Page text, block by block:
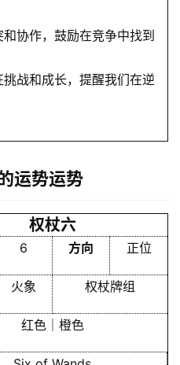
注册
协作，鼓励在竞争中找到
战和成长，提醒我们在逆
运势运势
权杖六
6 方向 正位
火象 权杖牌组
红色｜橙色